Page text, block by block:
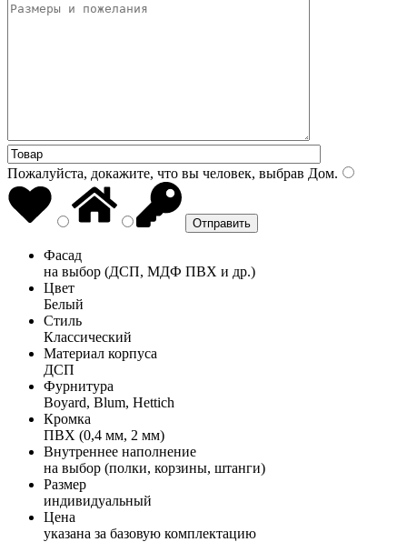
Пожалуйста, докажите, что вы человек, выбрав Дом.
Фасад
на выбор (ДСП, МДФ ПВХ и др.)
Цвет
Белый
Стиль
Классический
Материал корпуса
ДСП
Фурнитура
Boyard, Blum, Hettich
Кромка
ПВХ (0,4 мм, 2 мм)
Внутреннее наполнение
на выбор (полки, корзины, штанги)
Размер
индивидуальный
Цена
указана за базовую комплектацию